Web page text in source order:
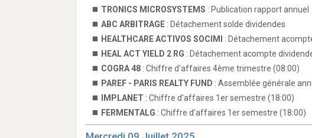
TRONICS MICROSYSTEMS : Publication rapport annuel
ABC ARBITRAGE : Détachement solde dividendes
HEALTHCARE ACTIVOS SOCIMI
: Détachement
HEAL ACT YIELD 2 RG : Détachement acompte
COGRA 48 : Chiffre d'affaires 4ème trimestre (08:00)
PAREF - PARIS REALTY FUND : Assemblée générale
IMPLANET : Chiffre d'affaires 1er semestre (18:00)
FERMENTALG : Chiffre d'affaires 1er semestre (18:00)